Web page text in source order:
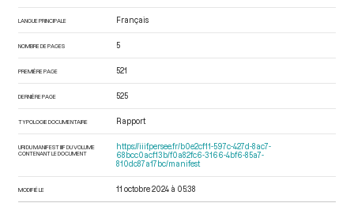
LANGUE PRINCIPALE Français
NOMBRE DE PAGES 5
PREMIÈRE PAGE 521
DERNIÈRE PAGE 525
TYPOLOGIE DOCUMENTAIRE Rapport
URI DU MANIFEST IIIF DU VOLUME
CONTENANT LE DOCUMENT
https://iiif.persee.fr/b0e2cf11-597c-427d-8ac7-
68bcc0acf13b/f0a82fc6-3166-4bf6-85a7-
810dc87a17bc/manifest
MODIFIÉ LE 11 octobre 2024 à 05:38